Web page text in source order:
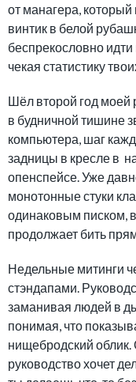
от манагера,
винтик в белой
беспрекословно
чекая статистику
Шёл второй год моей
в будничной тишине
компьютера, шаг
задницы в кресле в
опенспейсе. Уже
монотонные стуки
одинаковым писком,
продолжает бить
Недельные митинги
стэндапами.
заманивая людей в
понимая, что
нищебродский облик.
руководство хочет